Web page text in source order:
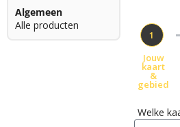
Algemeen
Alle producten
1
Jouw
kaart
&
gebied
Welke